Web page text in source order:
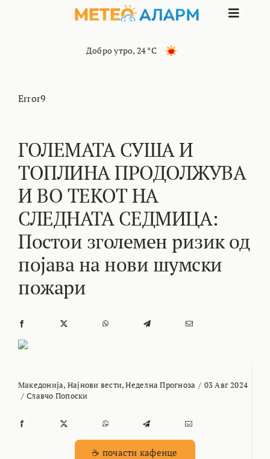
Toggle
ИНТЕРЕСНО
КОНТАКТ
МАРКЕТИНГ
Добро утро, 24 °C
Error9
ГОЛЕМАТА СУША И
ТОПЛИНА ПРОДОЛЖУВА
И ВО ТЕКОТ НА
СЛЕДНАТА СЕДМИЦА:
Постои зголемен ризик од
појава на нови шумски
пожари
Македонија, Најнови вести,Неделна Прогноза / 03 Авг 2024
/ Славчо Попоски
☕ почасти кафенце